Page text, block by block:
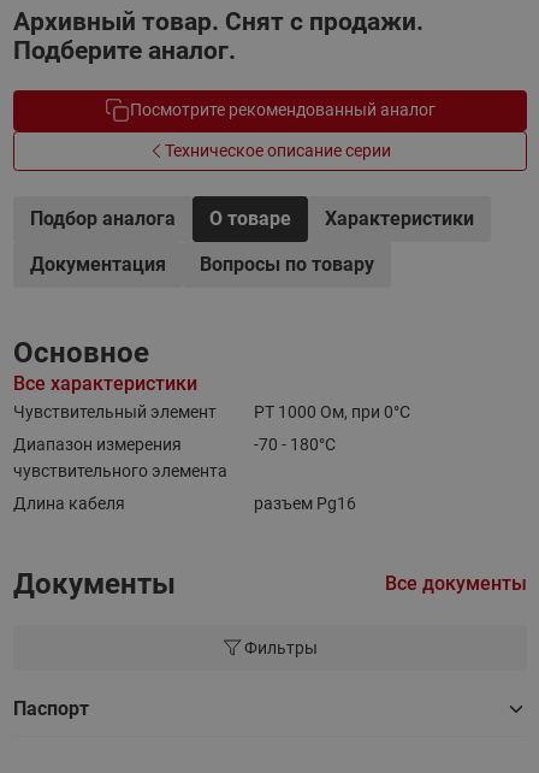
Архивный товар. Снят с продажи.
Подберите аналог.
Посмотрите рекомендованный аналог
Техническое описание серии
Подбор аналога О товаре
Характеристики
Документация
Вопросы по товару
Основное
Все характеристики
Чувствительный элемент
PT 1000 Ом, при 0°C
Диапазон измерения
чувствительного элемента
-70 - 180°C
Длина кабеля разъем Pg16
Документы Все документы
Фильтры
Паспорт